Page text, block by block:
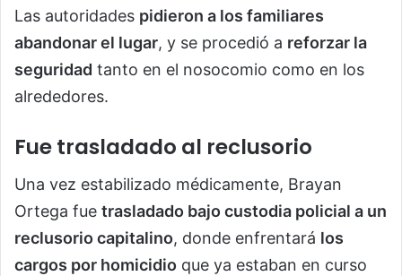
Las autoridades pidieron a los familiares
abandonar el lugar, y se procedió a reforzar la
seguridad tanto en el nosocomio como en los
alrededores.
Fue trasladado al reclusorio
Una vez estabilizado médicamente, Brayan
Ortega fue trasladado bajo custodia policial a un
reclusorio capitalino, donde enfrentará los
cargos por homicidio que ya estaban en curso